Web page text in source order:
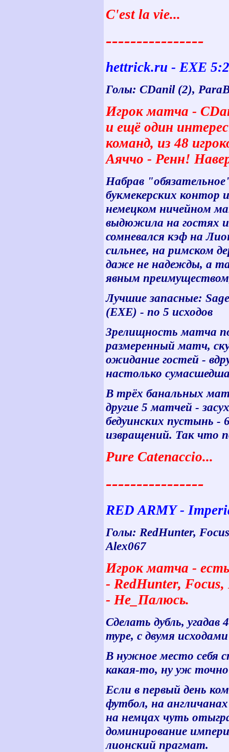
C'est la vie...
----------------
hettrick.ru - EXE
Голы: CDanil (2),
Игрок матча -
и ещё один
команд, из 48
Аяччо - Ренн!
Набрав
букмекерских контор
немецком ничейном
выдюжила на гостях
сомневался кэф на
сильнее, на римском
даже не надежды, а
явным
Лучшие запасные:
(ЕХЕ) - по 5 исходов
Зрелищность матча
размеренный матч,
ожидание гостей -
настолько
В трёх банальных
другие 5 матчей -
бедуинских пустынь -
извращений. Так что
Pure Catenaccio...
----------------
RED ARMY -
Голы: RedHunter,
Alex067
Игрок матча - есть
- RedHunter,
- Не_Палюсь.
Сделать дубль,
туре, с двумя
В нужное место себя
какая-то, ну уж
Если в первый день
футбол, на
на немцах чуть
доминирование
лионский прагмат.